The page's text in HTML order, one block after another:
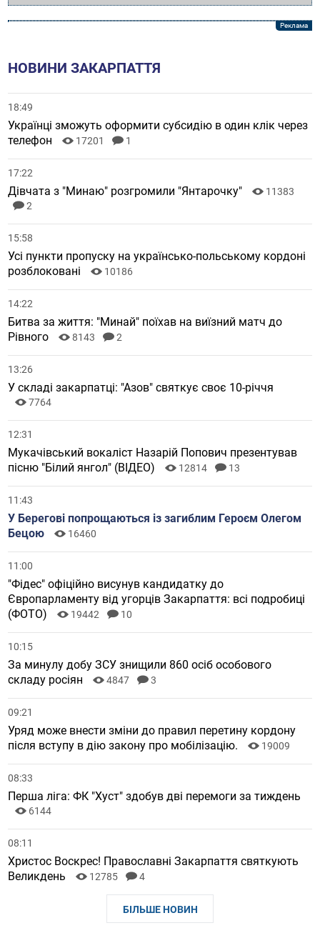
НОВИНИ ЗАКАРПАТТЯ
18:49
Українці зможуть оформити субсидію в один клік через
телефон
17201 1
17:22
Дівчата з "Минаю" розгромили "Янтарочку"
11383
2
15:58
Усі пункти пропуску на українсько-польському кордоні
розблоковані
10186
14:22
Битва за життя: "Минай" поїхав на виїзний матч до
Рівного
8143 2
13:26
У складі закарпатці: "Азов" святкує своє 10-річчя
7764
12:31
Мукачівський вокаліст Назарій Попович презентував
пісню "Білий янгол" (ВІДЕО)
12814 13
11:43
У Берегові попрощаються із загиблим Героєм Олегом
Бецою
16460
11:00
"Фідес" офіційно висунув кандидатку до
Європарламенту від угорців Закарпаття: всі подробиці
(ФОТО)
19442 10
10:15
За минулу добу ЗСУ знищили 860 осіб особового
складу росіян
4847 3
09:21
Уряд може внести зміни до правил перетину кордону
після вступу в дію закону про мобілізацію.
19009
08:33
Перша ліга: ФК "Хуст" здобув дві перемоги за тиждень
6144
08:11
Христос Воскрес! Православні Закарпаття святкують
Великдень
12785 4
БІЛЬШЕ НОВИН